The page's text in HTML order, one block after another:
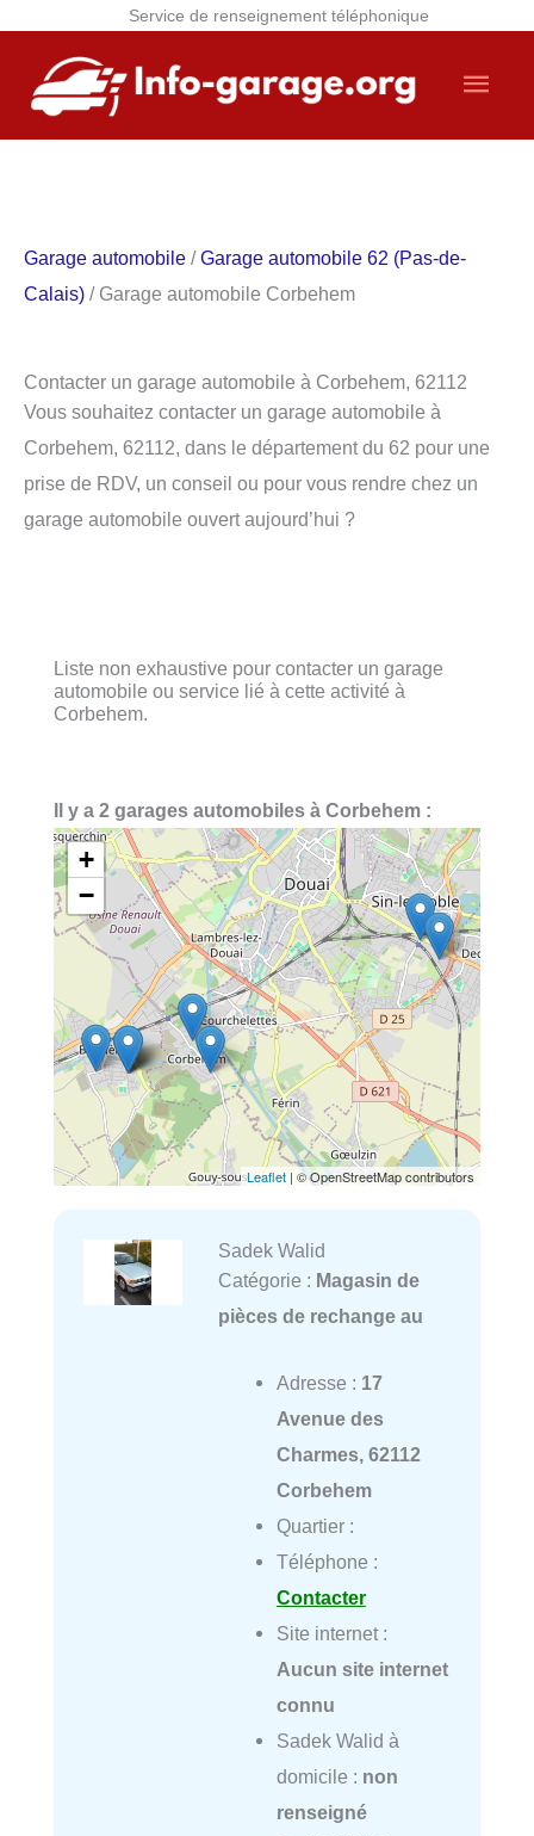
Service de renseignement téléphonique
contenu
Garage automobile /Garage automobile 62 (Pas-de-
Calais) / Garage automobile Corbehem
Contacter un garage automobile à Corbehem, 62112
Vous souhaitez contacter un garage automobile à
Corbehem, 62112, dans le département du 62 pour une
prise de RDV, un conseil ou pour vous rendre chez un
garage automobile ouvert aujourd’hui ?
Liste non exhaustive pour contacter un garage
automobile ou service lié à cette activité à
Corbehem.
Il y a 2 garages automobiles à Corbehem :
+
−
Leaflet | © OpenStreetMap contributors
Sadek Walid
Catégorie : Magasin de
pièces de rechange au
Adresse : 17
Avenue des
Charmes, 62112
Corbehem
Quartier :
Téléphone :
Contacter
Site internet :
Aucun site internet
connu
Sadek Walid à
domicile : non
renseigné